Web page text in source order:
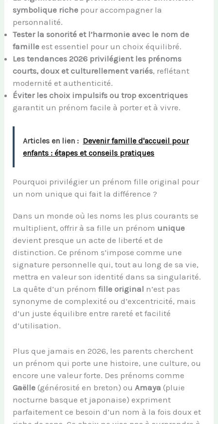
symbolique riche pour accompagner la
personnalité.
Tester la sonorité et l’harmonie avec le nom de
famille est essentiel pour un choix équilibré.
Les tendances 2026 privilégient les prénoms
courts, doux et culturellement variés, reflétant
modernité et authenticité.
Éviter les choix impulsifs ou trop excentriques
garantit un prénom facile à porter et à vivre.
Articles en lien : Devenir famille d'accueil pour
enfants : étapes et conseils pratiques
Pourquoi privilégier un prénom fille original pour
un nom unique qui fait la différence ?
Dans un monde où les noms les plus courants se
multiplient, offrir à sa fille un prénom unique
devient presque un acte de liberté et de
distinction. Ce prénom s’impose comme une
signature personnelle qui, tout au long de sa vie,
mettra en valeur son identité dans sa singularité.
La quête d’un prénomfille original n’est pas
synonyme de complexité ou d’excentricité, mais
d’un juste équilibre entre rareté et facilité
d’utilisation.
Plus que jamais en 2026, les parents cherchent
un prénom qui porte une histoire, une culture, ou
encore une valeur forte. Des prénoms comme
Gaëlle (générosité en breton) ou Amaya (pluie
nocturne basque et japonaise) expriment
parfaitement ce besoin d’un nom à la fois doux et